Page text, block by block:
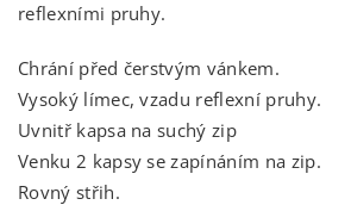
reflexními pruhy.
Chrání před čerstvým vánkem.
Vysoký límec, vzadu reflexní pruhy.
Uvnitř kapsa na suchý zip
Venku 2 kapsy se zapínáním na zip.
Rovný střih.